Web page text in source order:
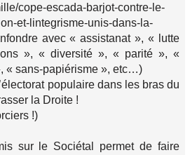
cope-escada-barjot-contre-le-
et-lintegrisme-unis-dans-la-
avec « assistanat », « lutte
», « diversité », « parité », «
« sans-papiérisme », etc…)
populaire dans les bras du
la Droite !
!)
sur le Sociétal permet de faire